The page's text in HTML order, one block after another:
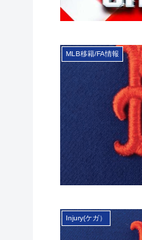
MLB移籍/FA情報
Injury(ケガ）